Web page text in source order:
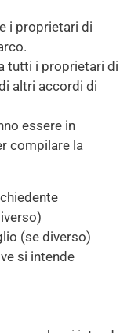
i proprietari di
tutti i proprietari di
altri accordi di
essere in
compilare la
(se diverso)
si intende